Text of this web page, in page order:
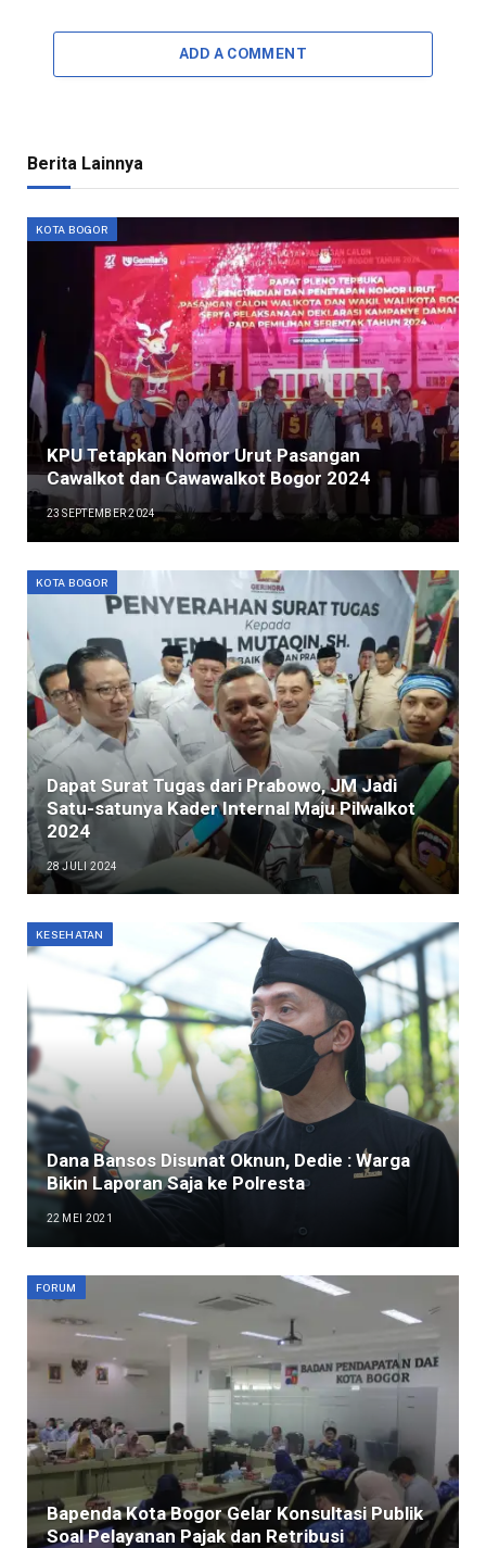
ADD A COMMENT
Berita Lainnya
KOTA BOGOR
KPU Tetapkan Nomor Urut Pasangan
Cawalkot dan Cawawalkot Bogor 2024
23 SEPTEMBER 2024
KOTA BOGOR
Dapat Surat Tugas dari Prabowo, JM Jadi
Satu-satunya Kader Internal Maju Pilwalkot
2024
28 JULI 2024
KESEHATAN
Dana Bansos Disunat Oknun, Dedie : Warga
Bikin Laporan Saja ke Polresta
22 MEI 2021
FORUM
Bapenda Kota Bogor Gelar Konsultasi Publik
Soal Pelayanan Pajak dan Retribusi